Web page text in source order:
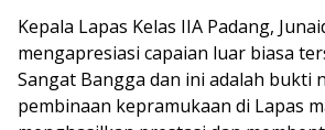
Kepala Lapas Kelas IIA Padang,
mengapresiasi capaian luar biasa
Sangat Bangga dan ini adalah bukti
pembinaan kepramukaan di Lapas